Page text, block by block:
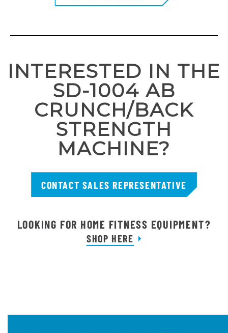
INTERESTED IN THE
SD-1004 AB
CRUNCH/BACK
STRENGTH
MACHINE?
CONTACT SALES REPRESENTATIVE
LOOKING FOR HOME FITNESS EQUIPMENT?
SHOP HERE